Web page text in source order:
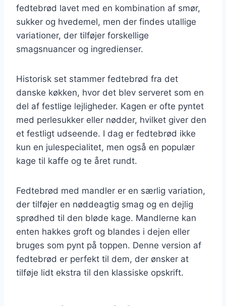
fedtebrød lavet med en kombination af smør,
sukker og hvedemel, men der findes utallige
variationer, der tilføjer forskellige
smagsnuancer og ingredienser.
Historisk set stammer fedtebrød fra det
danske køkken, hvor det blev serveret som en
del af festlige lejligheder. Kagen er ofte pyntet
med perlesukker eller nødder, hvilket giver den
et festligt udseende. I dag er fedtebrød ikke
kun en julespecialitet, men også en populær
kage til kaffe og te året rundt.
Fedtebrød med mandler er en særlig variation,
der tilføjer en nøddeagtig smag og en dejlig
sprødhed til den bløde kage. Mandlerne kan
enten hakkes groft og blandes i dejen eller
bruges som pynt på toppen. Denne version af
fedtebrød er perfekt til dem, der ønsker at
tilføje lidt ekstra til den klassiske opskrift.